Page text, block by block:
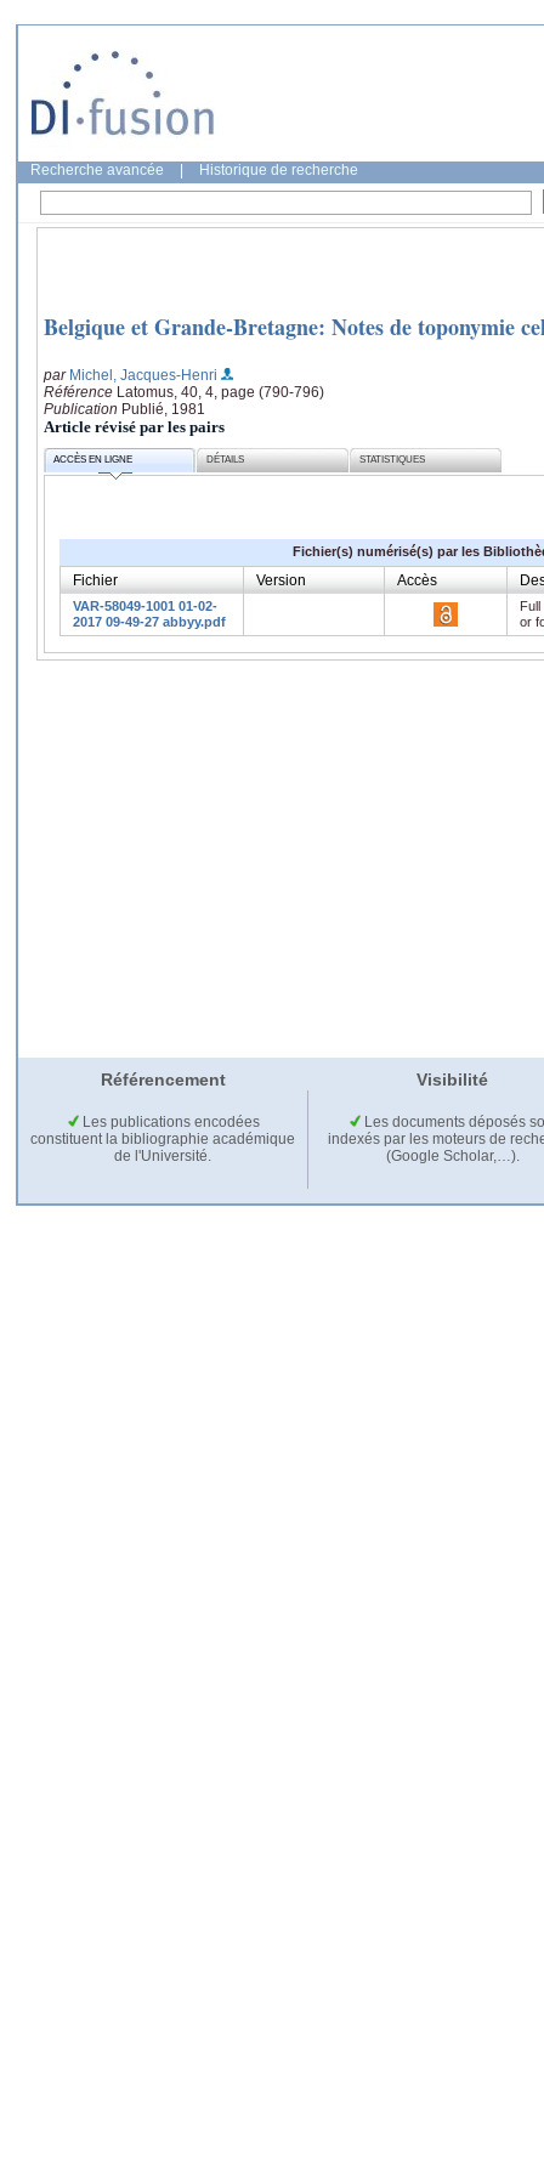
Recherche avancée Historique de recherche
Belgique et Grande-Bretagne: Notes de toponymie
par Michel, Jacques-Henri
Référence Latomus, 40, 4, page (790-796)
Publication Publié, 1981
Article révisé par les pairs
ACCÈS EN LIGNE DÉTAILS STATISTIQUES
Fichier(s) numérisé(s) par les
Fichier Version Accès
VAR-58049-1001 01-02-
2017 09-49-27 abbyy.pdf
or
Référencement Visibilité
Les publications encodées
constituent la bibliographie académique
de l'Université.
Les documents déposés
indexés par les moteurs de
(Google Scholar,…).